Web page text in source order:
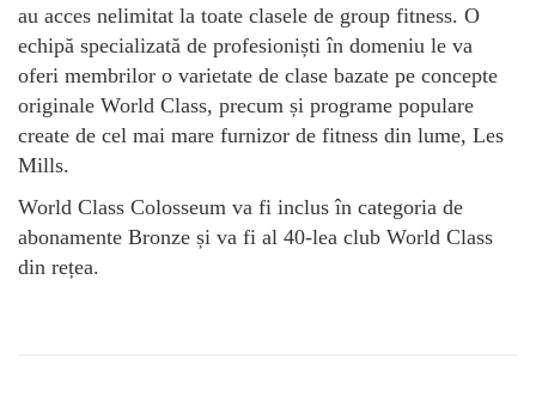
au acces nelimitat la toate clasele de group fitness. O
echipă specializată de profesioniști în domeniu le va
oferi membrilor o varietate de clase bazate pe concepte
originale World Class, precum și programe populare
create de cel mai mare furnizor de fitness din lume, Les
Mills.
World Class Colosseum va fi inclus în categoria de
abonamente Bronze și va fi al 40-lea club World Class
din rețea.